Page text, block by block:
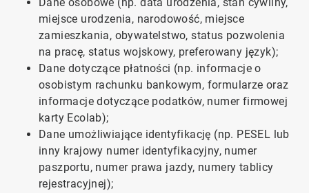
miejsce urodzenia, narodowość, miejsce
zamieszkania, obywatelstwo, status pozwolenia
na pracę, status wojskowy, preferowany język);
Dane dotyczące płatności (np. informacje o
osobistym rachunku bankowym, formularze oraz
informacje dotyczące podatków, numer firmowej
karty Ecolab);
Dane umożliwiające identyfikację (np. PESEL lub
inny krajowy numer identyfikacyjny, numer
paszportu, numer prawa jazdy, numery tablicy
rejestracyjnej);